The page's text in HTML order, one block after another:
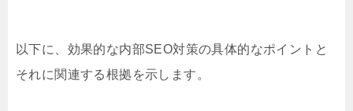
以下に、効果的な内部SEO対策の具体的なポイントと
それに関連する根拠を示します。